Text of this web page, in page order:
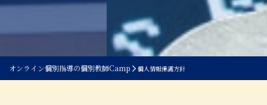
オンライン個別指導の個別教師Camp 個人情報保護方針